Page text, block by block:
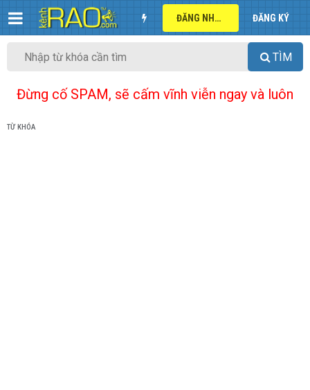
ĐĂNG NHẬP ĐĂNG KÝ
TÌM
Đừng cố SPAM, sẽ cấm vĩnh viễn ngay và luôn
TỪ KHÓA